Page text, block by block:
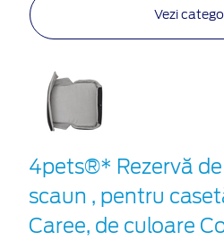
Vezi
4pets®* Rezervă
scaun , pentru
Caree, de culoare